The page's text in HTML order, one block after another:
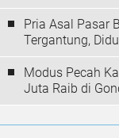
Pria Asal Pasar
Tergantung,
Modus Pecah
Juta Raib di